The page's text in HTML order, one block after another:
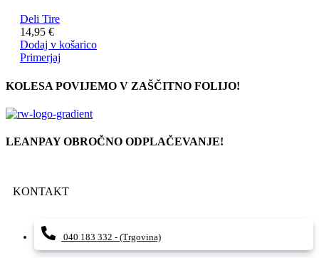
Deli Tire
14,95 €
Dodaj v košarico
Primerjaj
KOLESA POVIJEMO V ZAŠČITNO FOLIJO!
LEANPAY OBROČNO ODPLAČEVANJE!
KONTAKT
040 183 332 - (Trgovina)